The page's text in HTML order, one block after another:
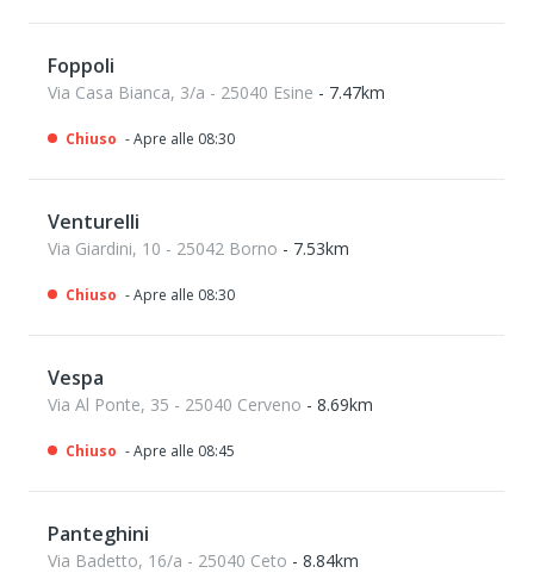
Foppoli
Via Casa Bianca, 3/a - 25040 Esine - 7.47km
Chiuso - Apre alle 08:30
Venturelli
Via Giardini, 10 - 25042 Borno - 7.53km
Chiuso - Apre alle 08:30
Vespa
Via Al Ponte, 35 - 25040 Cerveno - 8.69km
Chiuso - Apre alle 08:45
Panteghini
Via Badetto, 16/a - 25040 Ceto - 8.84km